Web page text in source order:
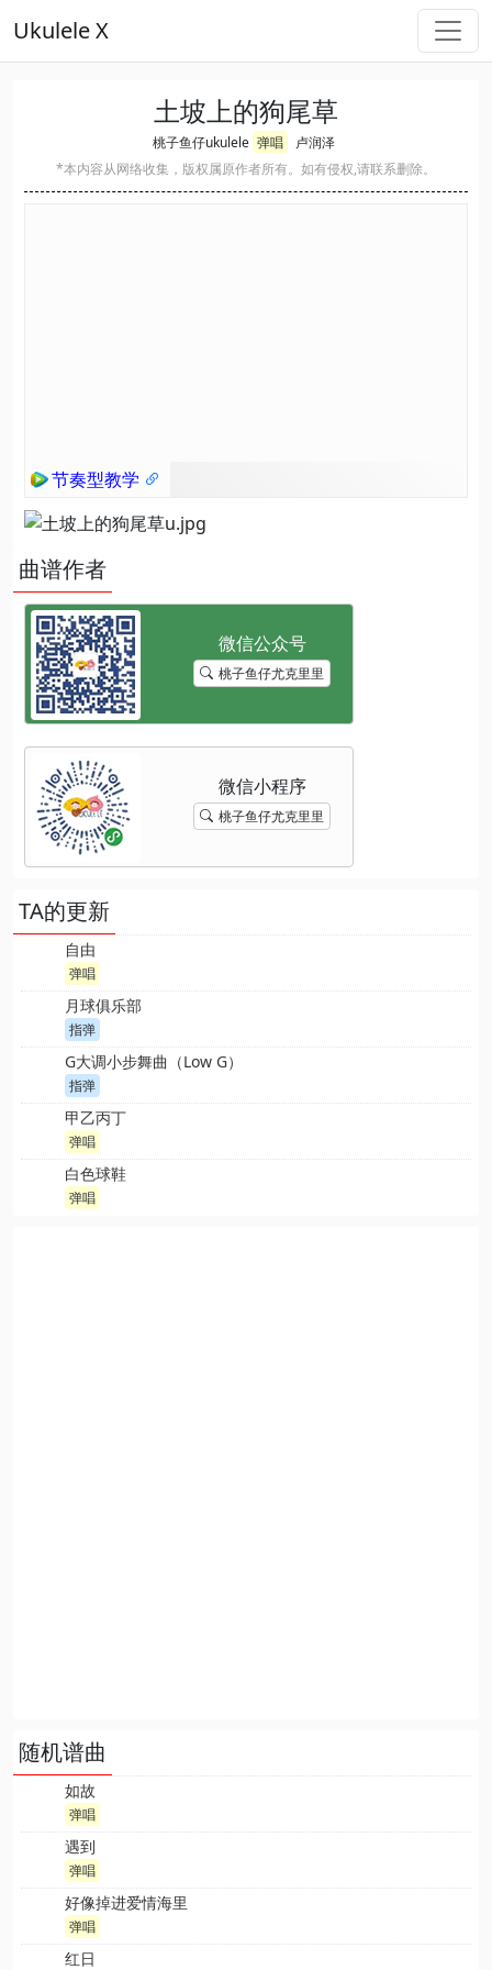
Ukulele X
土坡上的狗尾草
桃子鱼仔ukulele 弹唱
卢润泽
*本内容从网络收集，版权属原作者所有。如有侵权,请联系删除。
节奏型教学
曲谱作者
桃子鱼仔尤克里里
桃子鱼仔尤克里里
TA的更新
自由
弹唱
月球俱乐部
指弹
G大调小步舞曲（Low G）
指弹
甲乙丙丁
弹唱
白色球鞋
弹唱
随机谱曲
如故
弹唱
遇到
弹唱
好像掉进爱情海里
弹唱
红日